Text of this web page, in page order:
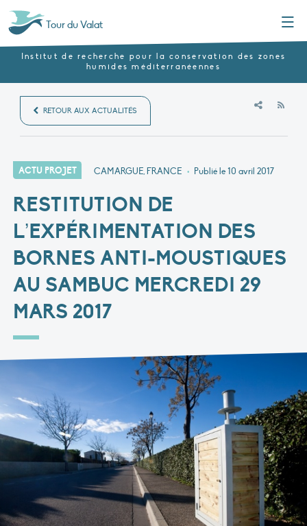
Tour du Valat
Institut de recherche pour la conservation des zones
humides méditerranéennes
RETOUR AUX ACTUALITÉS
ACTU PROJET CAMARGUE, FRANCE • Publié le10 avril 2017
RESTITUTION DE
L’EXPÉRIMENTATION DES
BORNES ANTI-MOUSTIQUES
AU SAMBUC MERCREDI 29
MARS 2017